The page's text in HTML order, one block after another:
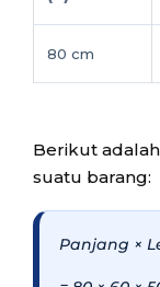
80 cm
Berikut
suatu barang:
Panjang ×